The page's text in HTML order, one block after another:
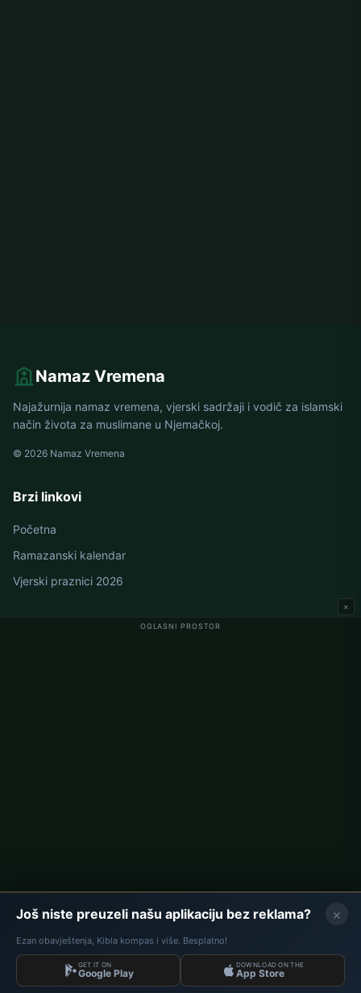
OGLASNI PROSTOR
×
Namaz Vremena
Najažurnija namaz vremena, vjerski sadržaji i vodič za islamski
način života za muslimane u Njemačkoj.
© 2026 Namaz Vremena
Brzi linkovi
Početna
Ramazanski kalendar
Vjerski praznici 2026
Namaz vremena u Njemačkoj
Podaci: Diyanet İşleri Başkanlığı | Namaz Vremena © 2026
×
Još niste preuzeli našu aplikaciju bez reklama?
Ezan obavještenja, Kibla kompas i više. Besplatno!
GET IT ON
Google Play
DOWNLOAD ON THE
App Store